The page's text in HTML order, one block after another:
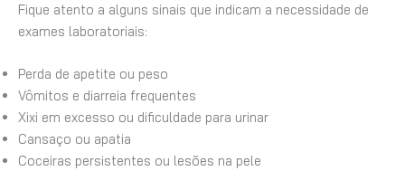
Fique atento a alguns sinais que indicam a necessidade de
exames laboratoriais:
Perda de apetite ou peso
Vômitos e diarreia frequentes
Xixi em excesso ou dificuldade para urinar
Cansaço ou apatia
Coceiras persistentes ou lesões na pele